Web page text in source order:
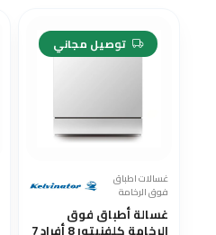
-10%
توصيل مجاني
غسالات اطباق
فوق الرخامة
غسالة أطباق فوق
الرخامة كلفنيتور 8 أفراد 7